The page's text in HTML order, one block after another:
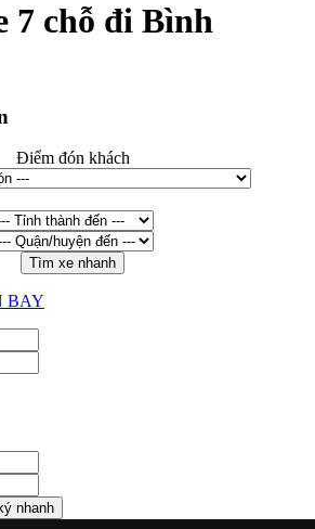
7 chỗ đi Bình
Điểm đón khách
Tìm xe nhanh
BAY
nhanh